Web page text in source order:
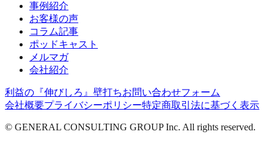
事例紹介
お客様の声
コラム記事
ポッドキャスト
メルマガ
会社紹介
利益の『伸びしろ』壁打ちお問い合わせフォーム
会社概要プライバシーポリシー特定商取引法に基づく表示
© GENERAL CONSULTING GROUP Inc. All rights reserved.